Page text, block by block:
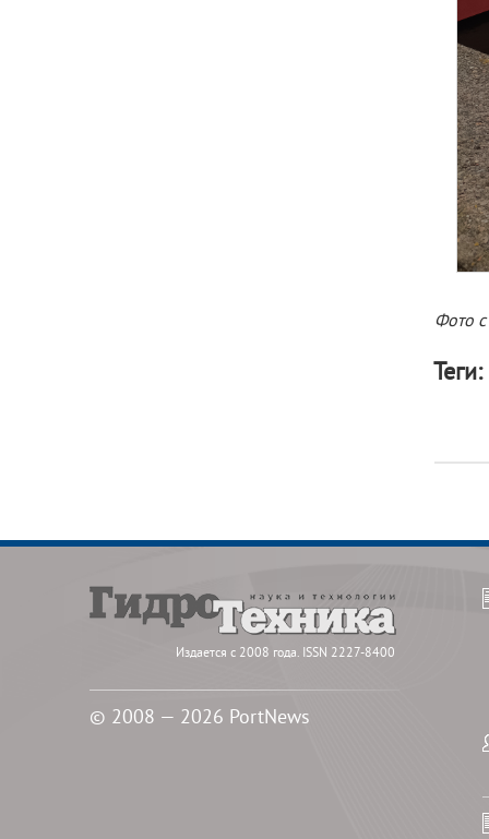
Фото
Теги:
Издается с 2008 года. ISSN 2227-8400
© 2008 — 2026 PortNews